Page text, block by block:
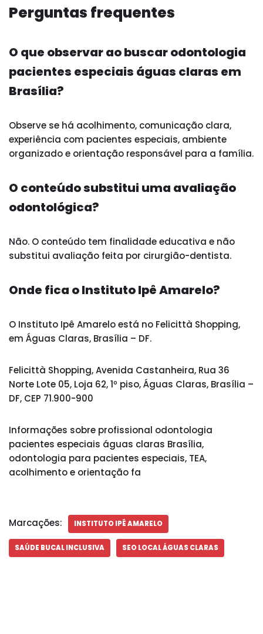
Perguntas frequentes
O que observar ao buscar odontologia
pacientes especiais águas claras em
Brasília?
Observe se há acolhimento, comunicação clara,
experiência com pacientes especiais, ambiente
organizado e orientação responsável para a família.
O conteúdo substitui uma avaliação
odontológica?
Não. O conteúdo tem finalidade educativa e não
substitui avaliação feita por cirurgião-dentista.
Onde fica o Instituto Ipê Amarelo?
O Instituto Ipê Amarelo está no Felicittà Shopping,
em Águas Claras, Brasília – DF.
Felicittà Shopping, Avenida Castanheira, Rua 36
Norte Lote 05, Loja 62, 1º piso, Águas Claras, Brasília –
DF, CEP 71.900-900
Informações sobre profissional odontologia
pacientes especiais águas claras Brasília,
odontologia para pacientes especiais, TEA,
acolhimento e orientação fa
Marcações: INSTITUTO IPÊ AMARELO
SAÚDE BUCAL INCLUSIVA SEO LOCAL ÁGUAS CLARAS